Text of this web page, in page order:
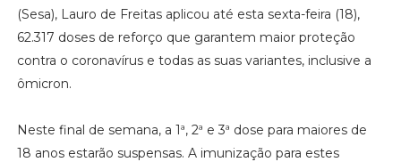
(Sesa), Lauro de Freitas aplicou até esta sexta-feira (18),
62.317 doses de reforço que garantem maior proteção
contra o coronavírus e todas as suas variantes, inclusive a
ômicron.
Neste final de semana, a 1ª, 2ª e 3ª dose para maiores de
18 anos estarão suspensas. A imunização para estes